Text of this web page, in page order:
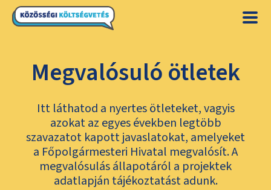
Megvalósuló ötletek
Itt láthatod a nyertes ötleteket, vagyis
azokat az egyes években legtöbb
szavazatot kapott javaslatokat, amelyeket
a Főpolgármesteri Hivatal megvalósít. A
megvalósulás állapotáról a projektek
adatlapján tájékoztatást adunk.